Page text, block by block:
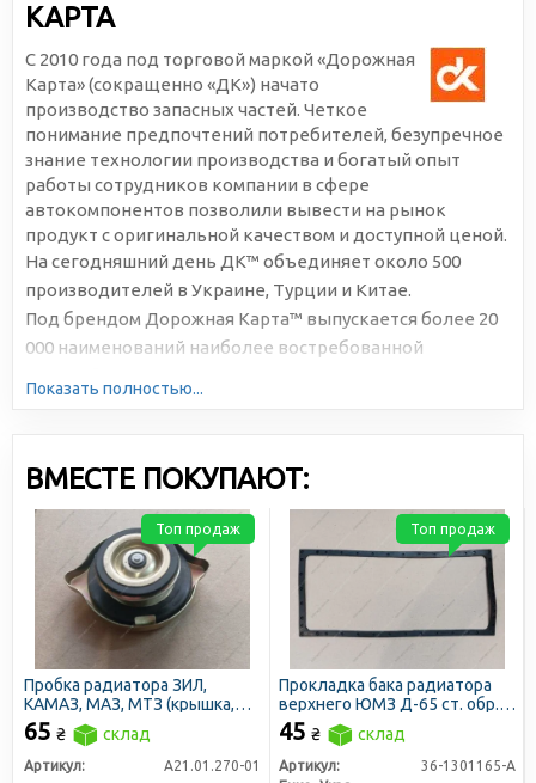
КАРТА
С 2010 года под торговой маркой «Дорожная
Карта» (сокращенно «ДК») начато
производство запасных частей. Четкое
понимание предпочтений потребителей, безупречное
знание технологии производства и богатый опыт
работы сотрудников компании в сфере
автокомпонентов позволили вывести на рынок
продукт с оригинальной качеством и доступной ценой.
На сегодняшний день ДК™ объединяет около 500
производителей в Украине, Турции и Китае.
Под брендом Дорожная Карта™ выпускается более 20
000 наименований наиболее востребованной
Показать полностью...
ВМЕСТЕ ПОКУПАЮТ:
Пробка радиатора ЗИЛ,
КАМАЗ, МАЗ, МТЗ (крышка,
большая)
65 ₴ склад
Артикул: А21.01.270-01
Топ продаж
Прокладка бака радиатора
верхнего ЮМЗ Д-65 ст. обр.
(пр-во Украина)
45 ₴ склад
Артикул:
36-1301165-А
Топ продаж